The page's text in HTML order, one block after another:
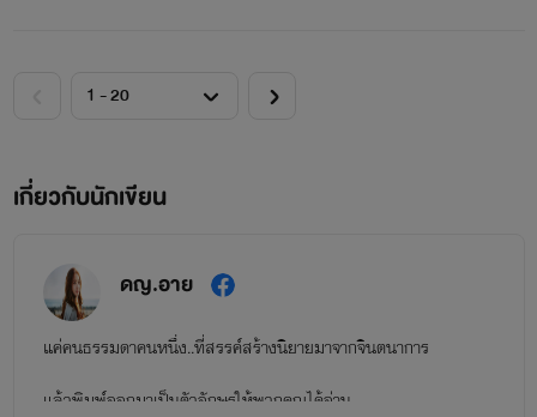
เกี่ยวกับนักเขียน
ดญ.อาย
แค่คนธรรมดาคนหนึ่ง..ที่สรรค์สร้างนิยายมาจากจินตนาการ
แล้วพิมพ์ออกมาเป็นตัวอักษรให้พวกคุณได้อ่าน